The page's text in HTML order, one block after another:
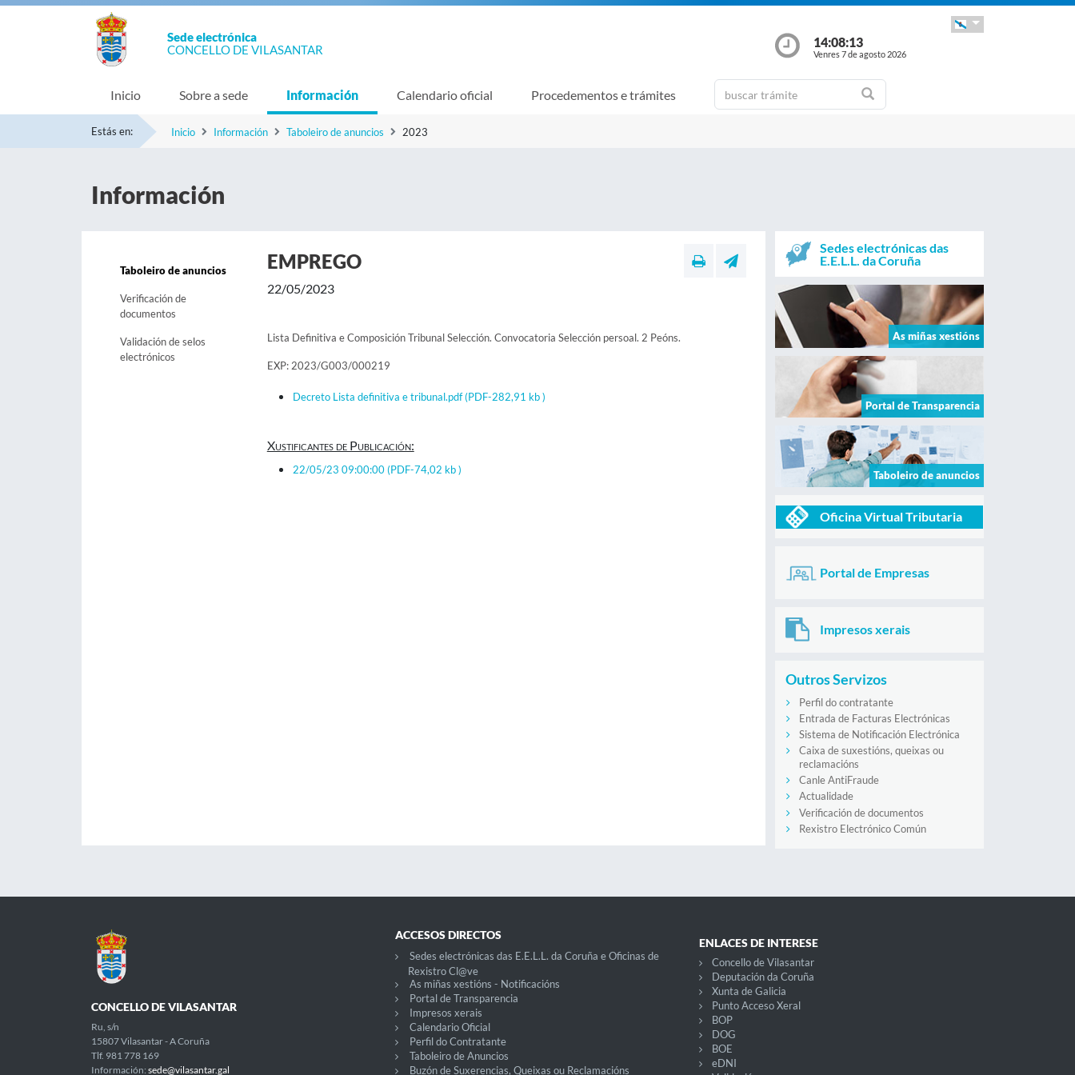
Sede electrónica
CONCELLO DE VILASANTAR
14:08:13
Venres 7 de agosto 2026
Inicio Sobre a sede Información Calendario oficial Procedementos e trámites
Estás en: Inicio Información Taboleiro de anuncios 2023
Información
Taboleiro de anuncios
Verificación de
documentos
Validación de selos
electrónicos
EMPREGO
22/05/2023
Lista Definitiva e Composición Tribunal Selección. Convocatoria Selección persoal. 2 Peóns.
EXP: 2023/G003/000219
Decreto Lista definitiva e tribunal.pdf(PDF-282,91 kb )
Xustificantes de Publicación:
22/05/23 09:00:00(PDF-74,02 kb )
Sedes electrónicas das
E.E.L.L. da Coruña
As miñas xestións
Portal de Transparencia
Taboleiro de anuncios
Oficina Virtual Tributaria
Portal de Empresas
Impresos xerais
Outros Servizos
Perfil do contratante
Entrada de Facturas Electrónicas
Sistema de Notificación Electrónica
Caixa de suxestións, queixas ou
reclamacións
Canle AntiFraude
Actualidade
Verificación de documentos
Rexistro Electrónico Común
CONCELLO DE VILASANTAR
Ru, s/n
15807 Vilasantar - A Coruña
Tlf. 981 778 169
Información: sede@vilasantar.gal
ACCESOS DIRECTOS
Sedes electrónicas das E.E.L.L. da Coruña e Oficinas de
Rexistro Cl@ve
As miñas xestións - Notificacións
Portal de Transparencia
Impresos xerais
Calendario Oficial
Perfil do Contratante
Taboleiro de Anuncios
Buzón de Suxerencias, Queixas ou Reclamacións
ENLACES DE INTERESE
Concello de Vilasantar
Deputación da Coruña
Xunta de Galicia
Punto Acceso Xeral
BOP
DOG
BOE
eDNI